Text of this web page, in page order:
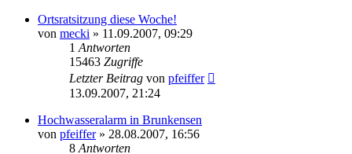
Ortsratsitzung diese Woche!
von mecki » 11.09.2007, 09:29
1 Antworten
15463 Zugriffe
Letzter Beitrag von pfeiffer
13.09.2007, 21:24
Hochwasseralarm in Brunkensen
von pfeiffer» 28.08.2007, 16:56
8 Antworten